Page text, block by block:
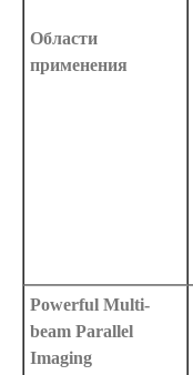
Области
применения
Powerful Multi-
beam Parallel
Imaging